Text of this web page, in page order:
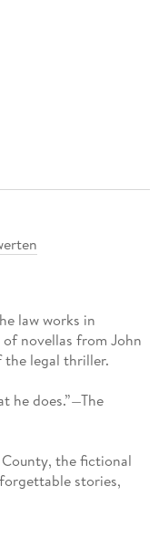
law works in
novellas from John
the legal thriller.
he does.”—The
the fictional
stories,